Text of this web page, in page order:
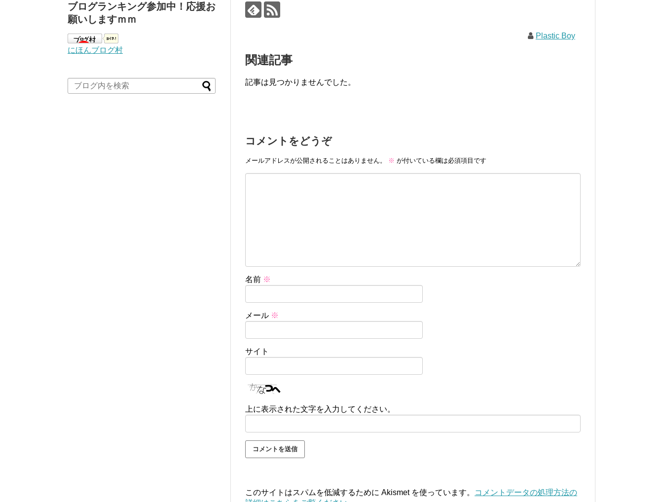
Plastic Boy
関連記事
記事は見つかりませんでした。
コメントをどうぞ
メールアドレスが公開されることはありません。 ※ が付いている欄は必須項目です
名前 ※
メール ※
サイト
上に表示された文字を入力してください。
このサイトはスパムを低減するために Akismet を使っています。
コメントデータの処理方法の
ブログランキング参加中！応援お
願いしますｍｍ
にほんブログ村